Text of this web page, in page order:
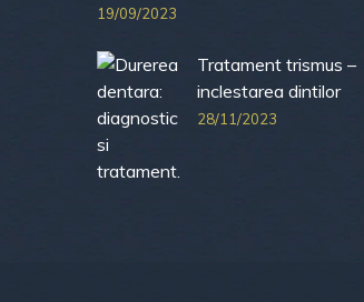
19/09/2023
Tratament trismus –
inclestarea dintilor
28/11/2023